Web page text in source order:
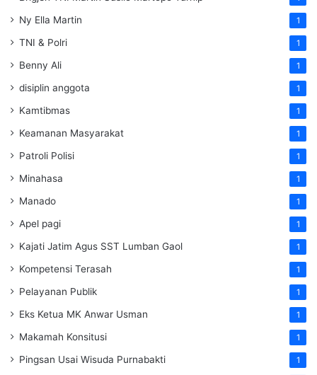
Ny Ella Martin 1
TNI & Polri 1
Benny Ali 1
disiplin anggota 1
Kamtibmas 1
Keamanan Masyarakat 1
Patroli Polisi 1
Minahasa 1
Manado 1
Apel pagi 1
Kajati Jatim Agus SST Lumban Gaol 1
Kompetensi Terasah 1
Pelayanan Publik 1
Eks Ketua MK Anwar Usman 1
Makamah Konsitusi 1
Pingsan Usai Wisuda Purnabakti 1